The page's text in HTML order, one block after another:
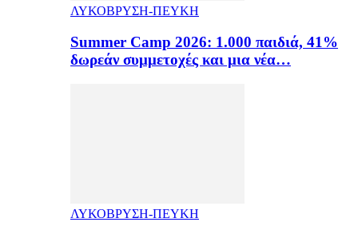
ΛΥΚΟΒΡΥΣΗ-ΠΕΥΚΗ
Summer Camp 2026: 1.000 παιδιά, 41%
δωρεάν συμμετοχές και μια νέα…
ΛΥΚΟΒΡΥΣΗ-ΠΕΥΚΗ